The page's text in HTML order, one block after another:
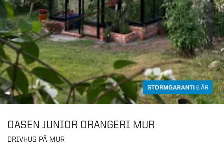
OASEN JUNIOR ORANGERI MUR
DRIVHUS PÅ MUR